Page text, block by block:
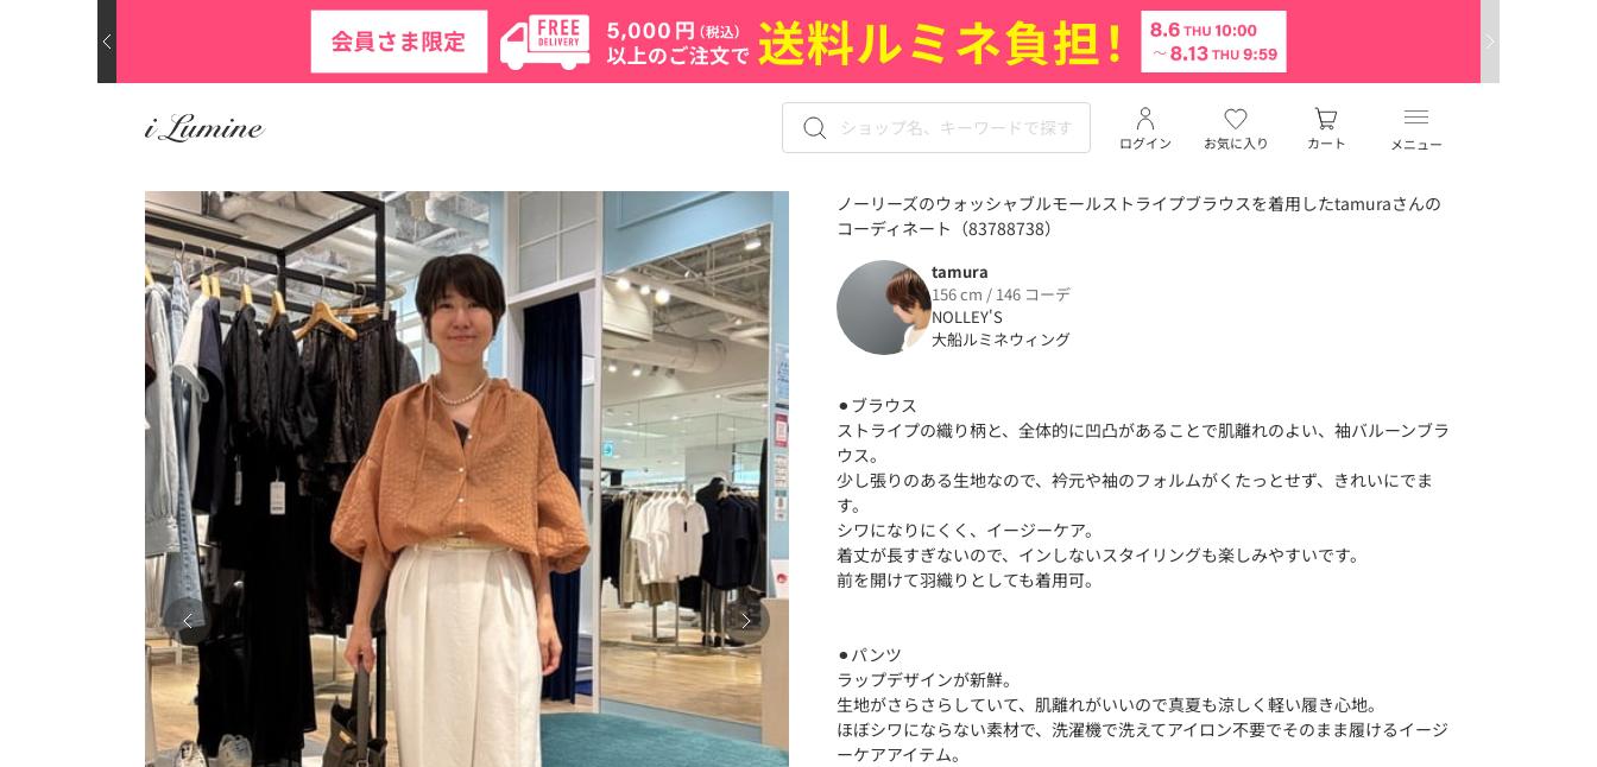
メニュー
お気に入り
ログイン カート
ノーリーズのウォッシャブルモールストライプブラウスを着用したtamuraさんの
コーディネート（83788738）
tamura
156 cm / 146 コーデ
NOLLEY'S
大船ルミネウィング
⚫︎ブラウス
ストライプの織り柄と、全体的に凹凸があることで肌離れのよい、袖バルーンブラ
ウス。
少し張りのある生地なので、衿元や袖のフォルムがくたっとせず、きれいにでま
す。
シワになりにくく、イージーケア。
着丈が長すぎないので、インしないスタイリングも楽しみやすいです。
前を開けて羽織りとしても着用可。
⚫︎パンツ
ラップデザインが新鮮。
生地がさらさらしていて、肌離れがいいので真夏も涼しく軽い履き心地。
ほぼシワにならない素材で、洗濯機で洗えてアイロン不要でそのまま履けるイージ
ーケアアイテム。